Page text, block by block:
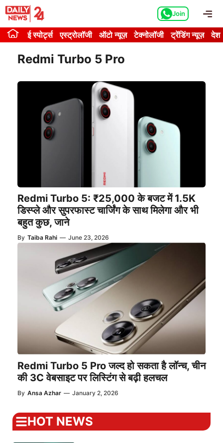
Skip
content
Join
ई स्पोर्ट्स एस्ट्रोलॉजी ऑटो न्यूज़ टेक्नोलॉजी ट्रेंडिंग न्यूज़ देश
Redmi Turbo 5 Pro
Redmi Turbo 5: ₹25,000 के बजट में 1.5K
डिस्प्ले और सुपरफास्ट चार्जिंग के साथ मिलेगा और भी
बहुत कुछ, जाने
By Taiba Rahi — June 23, 2026
Redmi Turbo 5 Pro जल्द हो सकता है लॉन्च, चीन
की 3C वेबसाइट पर लिस्टिंग से बढ़ी हलचल
By Ansa Azhar — January 2, 2026
HOT NEWS